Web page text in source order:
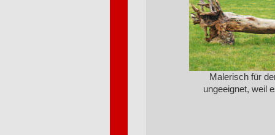
Malerisch für
ungeeignet, weil